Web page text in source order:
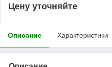
Цену уточняйте
Описание Характеристики